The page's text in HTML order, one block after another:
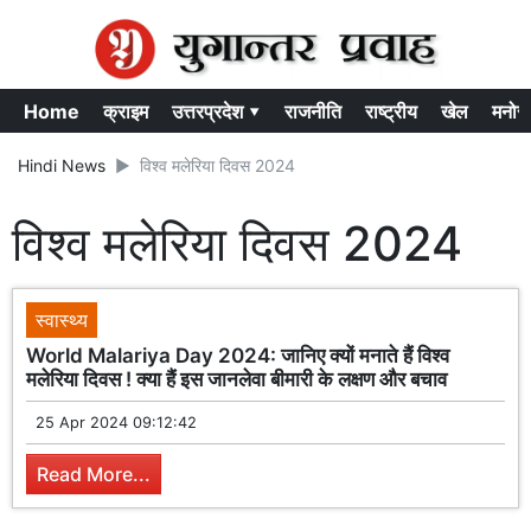
Home क्राइम उत्तरप्रदेश ▾ राजनीति राष्ट्रीय खेल
Hindi News विश्व मलेरिया दिवस 2024
विश्व मलेरिया दिवस 2024
स्वास्थ्य
World Malariya Day 2024: जानिए क्यों मनाते हैं विश्व
मलेरिया दिवस ! क्या हैं इस जानलेवा बीमारी के लक्षण और बचाव
25 Apr 2024 09:12:42
Read More...